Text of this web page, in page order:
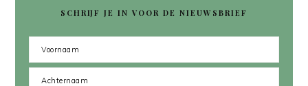
SCHRIJF JE IN VOOR DE NIEUWSBRIEF